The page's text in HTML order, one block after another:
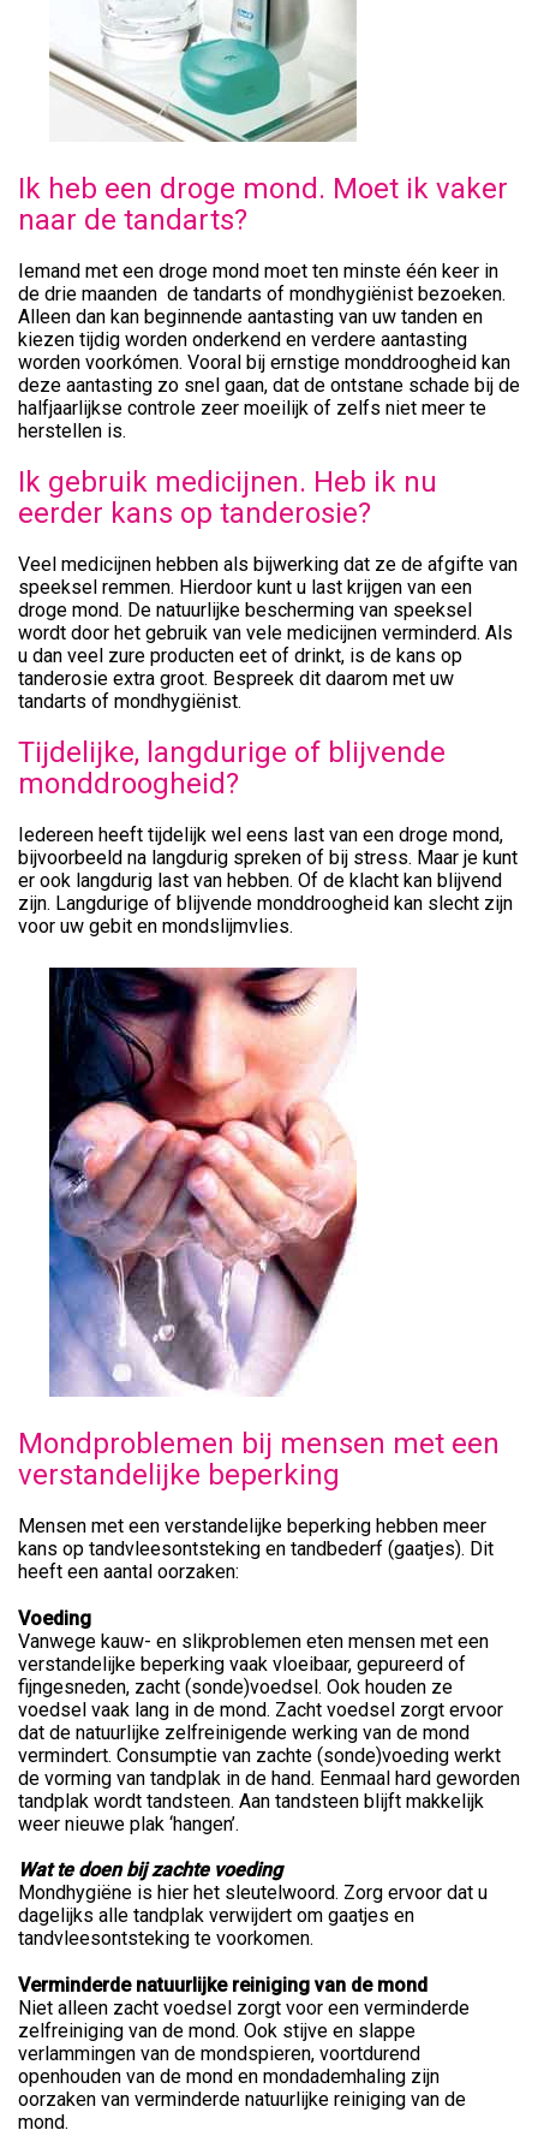
Ik heb een droge mond. Moet ik vaker
naar de tandarts?
Iemand met een droge mond moet ten minste één keer in
de drie maanden de tandarts of mondhygiënist bezoeken.
Alleen dan kan beginnende aantasting van uw tanden en
kiezen tijdig worden onderkend en verdere aantasting
worden voorkómen. Vooral bij ernstige monddroogheid kan
deze aantasting zo snel gaan, dat de ontstane schade bij de
halfjaarlijkse controle zeer moeilijk of zelfs niet meer te
herstellen is.
Ik gebruik medicijnen. Heb ik nu
eerder kans op tanderosie?
Veel medicijnen hebben als bijwerking dat ze de afgifte van
speeksel remmen. Hierdoor kunt u last krijgen van een
droge mond. De natuurlijke bescherming van speeksel
wordt door het gebruik van vele medicijnen verminderd. Als
u dan veel zure producten eet of drinkt, is de kans op
tanderosie extra groot. Bespreek dit daarom met uw
tandarts of mondhygiënist.
Tijdelijke, langdurige of blijvende
monddroogheid?
Iedereen heeft tijdelijk wel eens last van een droge mond,
bijvoorbeeld na langdurig spreken of bij stress. Maar je kunt
er ook langdurig last van hebben. Of de klacht kan blijvend
zijn. Langdurige of blijvende monddroogheid kan slecht zijn
voor uw gebit en mondslijmvlies.
Mondproblemen bij mensen met een
verstandelijke beperking
Mensen met een verstandelijke beperking hebben meer
kans op tandvleesontsteking en tandbederf (gaatjes). Dit
heeft een aantal oorzaken:
Voeding
Vanwege kauw- en slikproblemen eten mensen met een
verstandelijke beperking vaak vloeibaar, gepureerd of
fijngesneden, zacht (sonde)voedsel. Ook houden ze
voedsel vaak lang in de mond. Zacht voedsel zorgt ervoor
dat de natuurlijke zelfreinigende werking van de mond
vermindert. Consumptie van zachte (sonde)voeding werkt
de vorming van tandplak in de hand. Eenmaal hard geworden
tandplak wordt tandsteen. Aan tandsteen blijft makkelijk
weer nieuwe plak ‘hangen’.
Wat te doen bij zachte voeding
Mondhygiëne is hier het sleutelwoord. Zorg ervoor dat u
dagelijks alle tandplak verwijdert om gaatjes en
tandvleesontsteking te voorkomen.
Verminderde natuurlijke reiniging van de mond
Niet alleen zacht voedsel zorgt voor een verminderde
zelfreiniging van de mond. Ook stijve en slappe
verlammingen van de mondspieren, voortdurend
openhouden van de mond en mondademhaling zijn
oorzaken van verminderde natuurlijke reiniging van de
mond.